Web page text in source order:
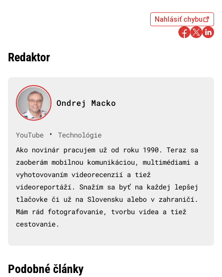
Nahlásiť chybu
Redaktor
Ondrej Macko
YouTube •
Technológie
Ako novinár pracujem už od roku 1990. Teraz sa
zaoberám mobilnou komunikáciou, multimédiami a
vyhotovovaním videorecenzií a tiež
videoreportáží. Snažím sa byť na každej lepšej
tlačovke či už na Slovensku alebo v zahraničí.
Mám rád fotografovanie, tvorbu videa a tiež
cestovanie.
Podobné články